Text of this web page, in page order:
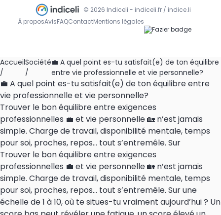
© 2026 Indiceli - indiceli.fr / indice.li
À proposAvisFAQContactMentions légales
Accueil
/
Société
/
💼 A quel point es-tu satisfait(e) de ton équilibre
entre vie professionnelle et vie personnelle?
💼 A quel point es-tu satisfait(e) de ton équilibre entre
vie professionnelle et vie personnelle?
Trouver le bon équilibre entre exigences
professionnelles 💼 et vie personnelle 🏡 n’est jamais
simple. Charge de travail, disponibilité mentale, temps
pour soi, proches, repos… tout s’entremêle. Sur
Trouver le bon équilibre entre exigences
professionnelles 💼 et vie personnelle 🏡 n’est jamais
simple. Charge de travail, disponibilité mentale, temps
pour soi, proches, repos… tout s’entremêle. Sur une
échelle de 1 à 10, où te situes-tu vraiment aujourd’hui ? Un